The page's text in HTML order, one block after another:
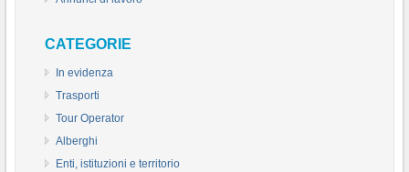
CATEGORIE
In evidenza
Trasporti
Tour Operator
Alberghi
Enti, istituzioni e territorio